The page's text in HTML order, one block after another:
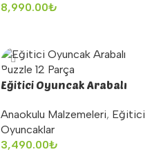
8,990.00₺
Eğitici Oyuncak Arabalı
Anaokulu Malzemeleri, Eğitici
Oyuncaklar
3,490.00₺